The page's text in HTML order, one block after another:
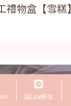
禮物盒【雪糕】
加Line好友